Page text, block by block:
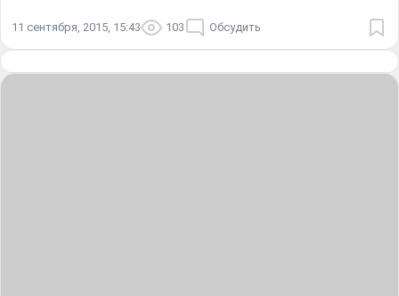
11 сентября, 2015, 15:43 103 Обсудить